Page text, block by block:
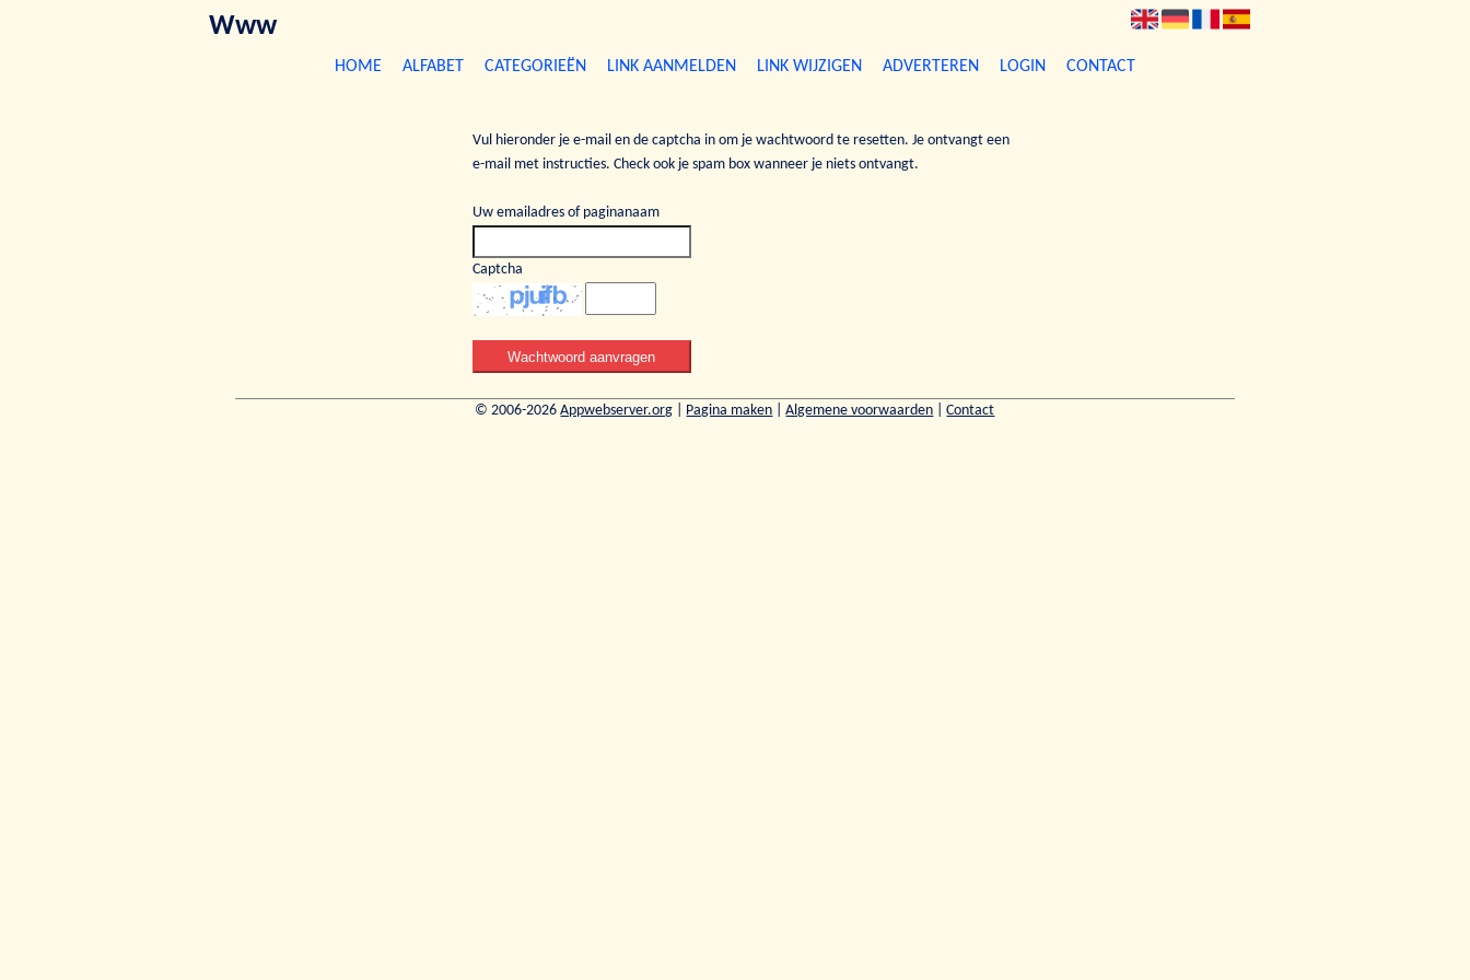
Www
HOME ALFABET CATEGORIEËN LINK AANMELDEN LINK WIJZIGEN ADVERTEREN LOGIN CONTACT
Vul hieronder je e-mail en de captcha in om je wachtwoord te resetten. Je ontvangt een
e-mail met instructies. Check ook je spam box wanneer je niets ontvangt.
Uw emailadres of paginanaam
Captcha
© 2006-2026Appwebserver.org Pagina maken |Algemene voorwaarden |Contact